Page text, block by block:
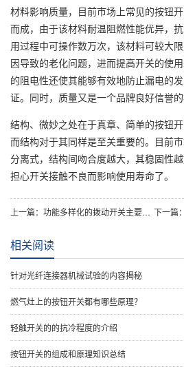
材料影响质量，目前市场上常见的按钮
而成，由于该材料耐温阻燃性能优异，
用过程中可操作数万次，该材料可较大
因导致的老化问题，进而提高开关的使
的阻电性还使其能够有效地防止漏电的
证。同时，质量又是一个品牌良好信誉的
结构、微妙之处在于真章、简单的按钮
而结构对于其同样是至关重要的。目前
分离式，结构间吻合度越大，其稳固性
担心开关接触不良而影响使用寿命了。
上一篇：功能多样化的拨动开关主要功能都有哪些？
相关阅读
针对光纤连接器机械试验的内容揭秘
燃气灶上的按钮开关都有哪些原理？
轻触开关的的抗冷程度的介绍
按钮开关的组成和原理知识总结